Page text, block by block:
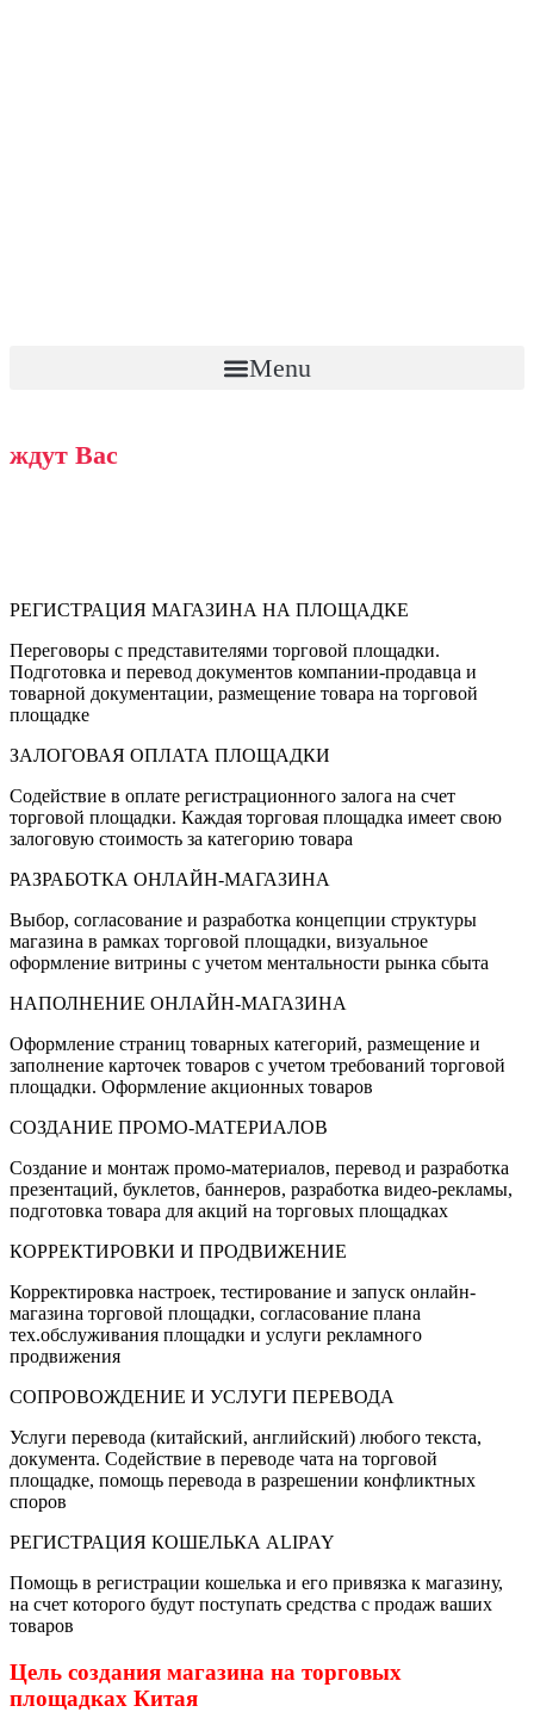
Menu
площадках Китая
торговых площадках и выдвинем его на топовые позиции.
Получить консультацию
ждут Вас
РЕГИСТРАЦИЯ МАГАЗИНА НА ПЛОЩАДКЕ
Переговоры с представителями торговой площадки.
Подготовка и перевод документов компании-продавца и
товарной документации, размещение товара на торговой
площадке
ЗАЛОГОВАЯ ОПЛАТА ПЛОЩАДКИ
Содействие в оплате регистрационного залога на счет
торговой площадки. Каждая торговая площадка имеет свою
залоговую стоимость за категорию товара
РАЗРАБОТКА ОНЛАЙН-МАГАЗИНА
Выбор, согласование и разработка концепции структуры
магазина в рамках торговой площадки, визуальное
оформление витрины с учетом ментальности рынка сбыта
НАПОЛНЕНИЕ ОНЛАЙН-МАГАЗИНА
Оформление страниц товарных категорий, размещение и
заполнение карточек товаров с учетом требований торговой
площадки. Оформление акционных товаров
СОЗДАНИЕ ПРОМО-МАТЕРИАЛОВ
Создание и монтаж промо-материалов, перевод и разработка
презентаций, буклетов, баннеров, разработка видео-рекламы,
подготовка товара для акций на торговых площадках
КОРРЕКТИРОВКИ И ПРОДВИЖЕНИЕ
Корректировка настроек, тестирование и запуск онлайн-
магазина торговой площадки, согласование плана
тех.обслуживания площадки и услуги рекламного
продвижения
СОПРОВОЖДЕНИЕ И УСЛУГИ ПЕРЕВОДА
Услуги перевода (китайский, английский) любого текста,
документа. Содействие в переводе чата на торговой
площадке, помощь перевода в разрешении конфликтных
споров
РЕГИСТРАЦИЯ КОШЕЛЬКА ALIPAY
Помощь в регистрации кошелька и его привязка к магазину,
на счет которого будут поступать средства с продаж ваших
товаров
Цель создания магазина на торговых
площадках Китая